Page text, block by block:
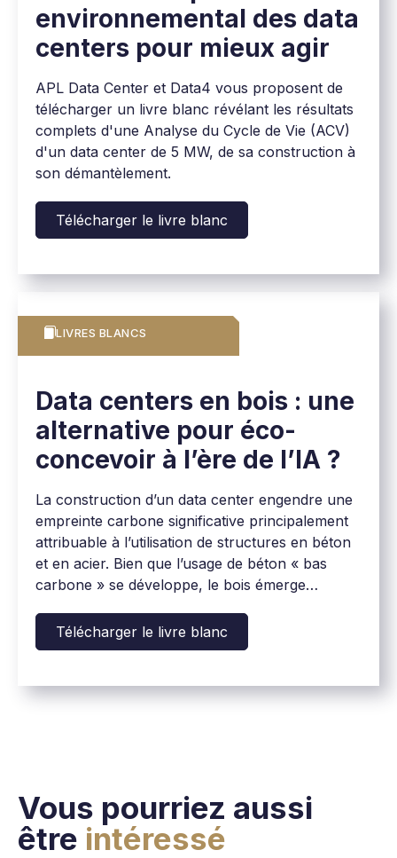
environnemental des data
centers pour mieux agir
APL Data Center et Data4 vous proposent de
télécharger un livre blanc révélant les résultats
complets d'une Analyse du Cycle de Vie (ACV)
d'un data center de 5 MW, de sa construction à
son démantèlement.
Télécharger le livre blanc
LIVRES BLANCS
Data centers en bois : une
alternative pour éco-
concevoir à l’ère de l’IA ?
La construction d’un data center engendre une
empreinte carbone significative principalement
attribuable à l’utilisation de structures en béton
et en acier. Bien que l’usage de béton « bas
carbone » se développe, le bois émerge
pour réduire cet impact, tout en répondant aux
exigences techniques et sécuritaires de ces
Télécharger le livre blanc
Vous pourriez aussi
être intéressé